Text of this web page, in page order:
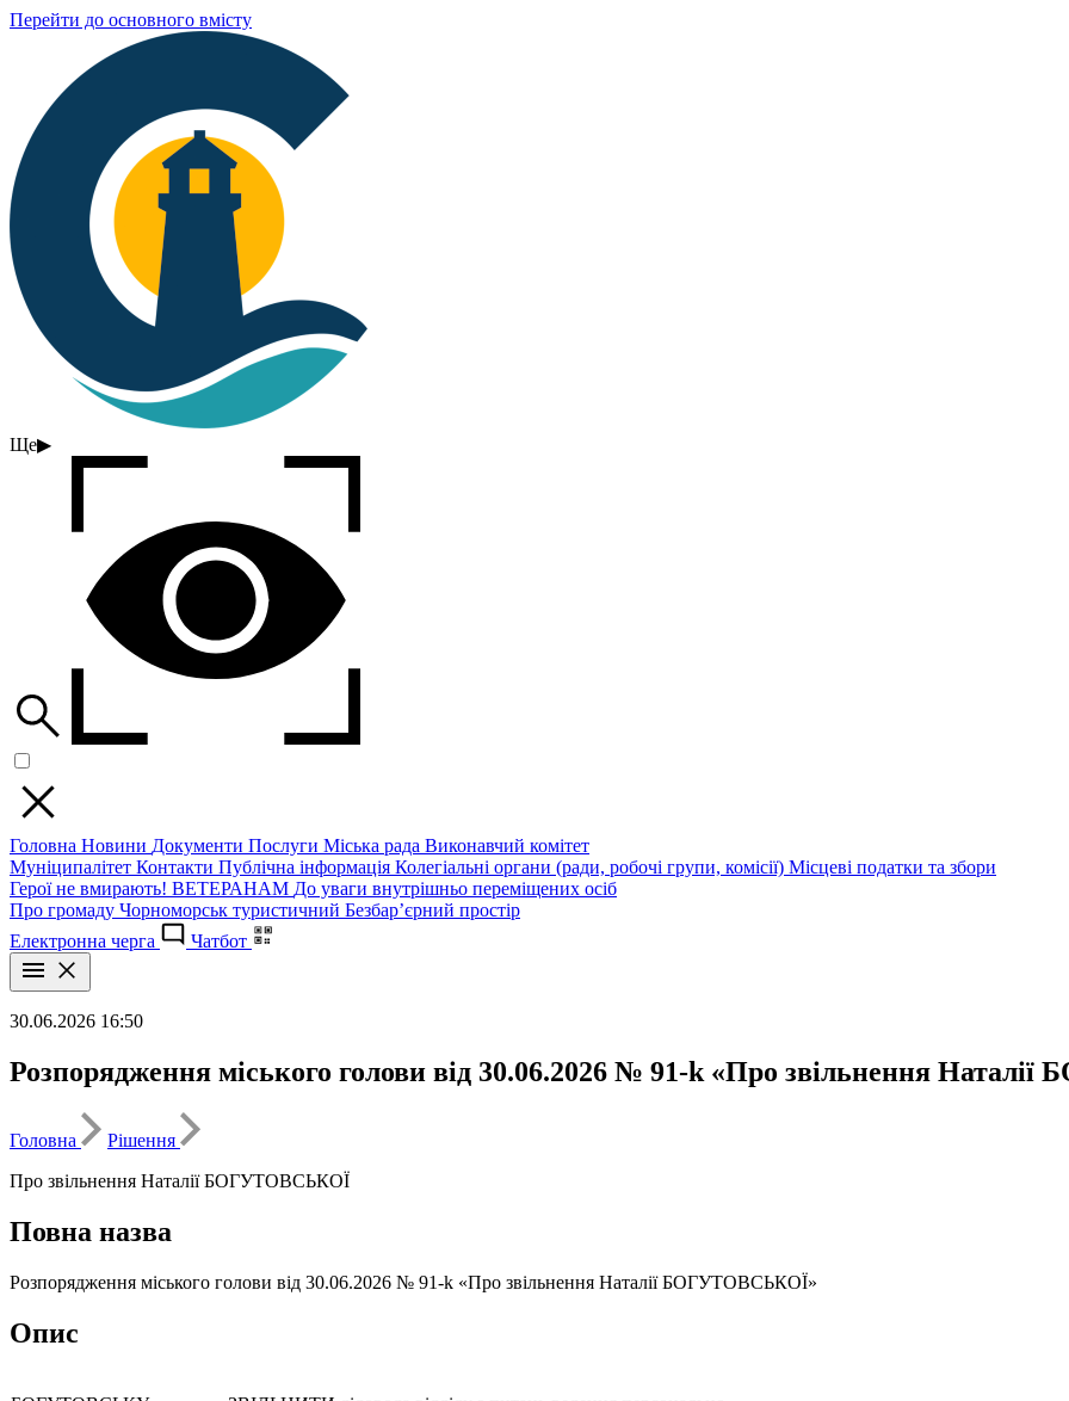
Перейти до основного вмісту
Ще▶
Головна Новини Документи Послуги Міська рада Виконавчий комітет
Муніципалітет Контакти Публічна інформація Колегіальні органи (ради, робочі групи, комісії) Місцеві податки та збори
Герої не вмирають! ВЕТЕРАНАМ До уваги внутрішньо переміщених осіб
Про громаду Чорноморськ туристичний Безбар’єрний простір
Електронна черга
Чатбот
30.06.2026 16:50
Розпорядження міського голови від 30.06.2026 № 91-k «Про звільнення
Головна
Рішення
Про звільнення Наталії БОГУТОВСЬКОЇ
Повна назва
Розпорядження міського голови від 30.06.2026 № 91-k «Про звільнення Наталії БОГУТОВСЬКОЇ»
Опис